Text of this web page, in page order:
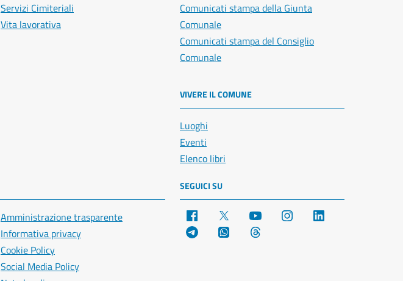
Servizi Cimiteriali
Vita lavorativa
Comunicati stampa della Giunta
Comunale
Comunicati stampa del Consiglio
Comunale
VIVERE IL COMUNE
Luoghi
Eventi
Elenco libri
Amministrazione trasparente
Informativa privacy
Cookie Policy
Social Media Policy
SEGUICI SU
Facebook YouTube Instagram
Telegram WhatsApp